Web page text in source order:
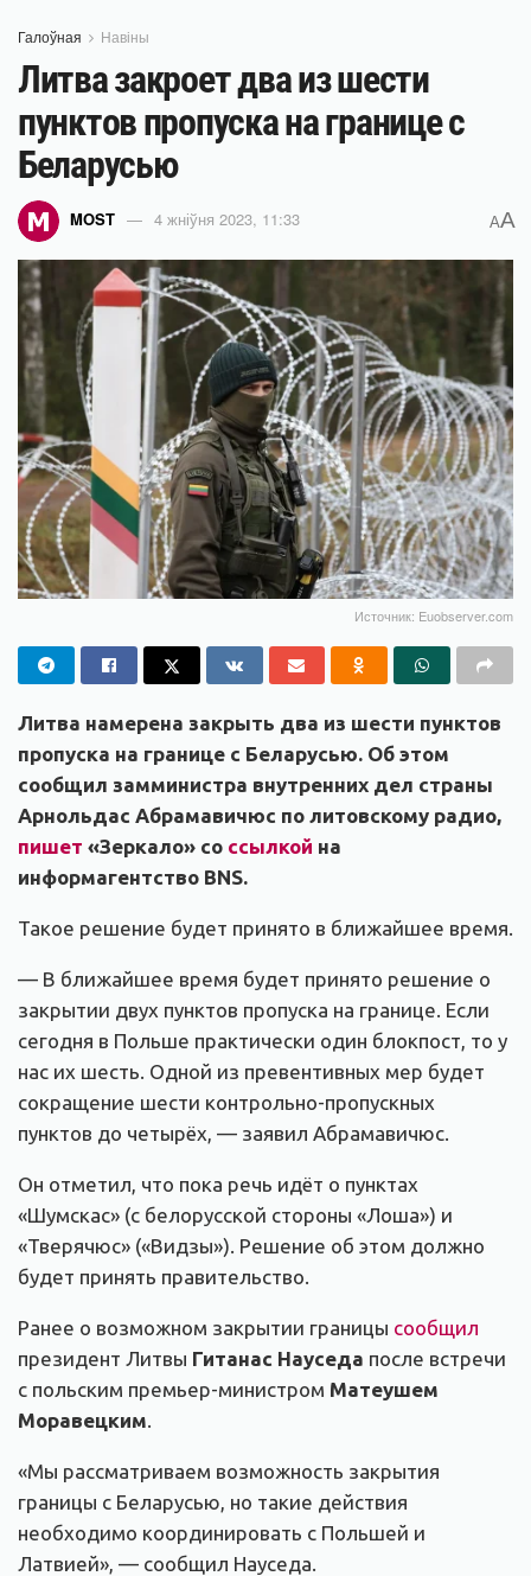
Галоўная Навіны
Литва закроет два из шести
пунктов пропуска на границе с
Беларусью
MOST 4 жніўня 2023, 11:33 AA
Источник: Euobserver.com
Литва намерена закрыть два из шести пунктов
пропуска на границе с Беларусью. Об этом
сообщил замминистра внутренних дел страны
Арнольдас Абрамавичюс по литовскому радио,
пишет «Зеркало» со ссылкой на
информагентство BNS.
Такое решение будет принято в ближайшее время.
— В ближайшее время будет принято решение о
закрытии двух пунктов пропуска на границе. Если
сегодня в Польше практически один блокпост, то у
нас их шесть. Одной из превентивных мер будет
сокращение шести контрольно-пропускных
пунктов до четырёх, — заявил Абрамавичюс.
Он отметил, что пока речь идёт о пунктах
«Шумскас» (с белорусской стороны «Лоша») и
«Тверячюс» («Видзы»). Решение об этом должно
будет принять правительство.
Ранее о возможном закрытии границы сообщил
президент Литвы Гитанас Науседа после встречи
с польским премьер-министром Матеушем
Моравецким
«Мы рассматриваем возможность закрытия
границы с Беларусью, но такие действия
необходимо координировать с Польшей и
Латвией», — сообщил Науседа.